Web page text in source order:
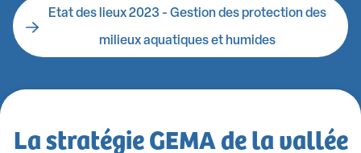
Etat des lieux 2023 - Gestion des protection des
milieux aquatiques et humides
La stratégie GEMA de la vallée